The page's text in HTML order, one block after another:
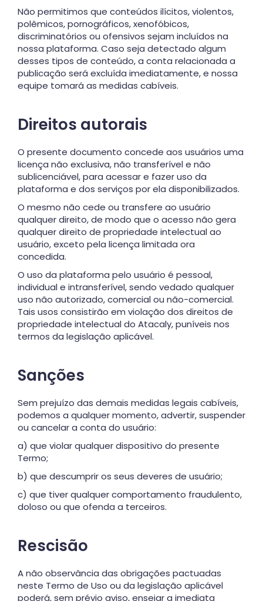
Não permitimos que conteúdos ilícitos, violentos,
polêmicos, pornográficos, xenofóbicos,
discriminatórios ou ofensivos sejam incluídos na
nossa plataforma. Caso seja detectado algum
desses tipos de conteúdo, a conta relacionada a
publicação será excluída imediatamente, e nossa
equipe tomará as medidas cabíveis.
Direitos autorais
O presente documento concede aos usuários uma
licença não exclusiva, não transferível e não
sublicenciável, para acessar e fazer uso da
plataforma e dos serviços por ela disponibilizados.
O mesmo não cede ou transfere ao usuário
qualquer direito, de modo que o acesso não gera
qualquer direito de propriedade intelectual ao
usuário, exceto pela licença limitada ora
concedida.
O uso da plataforma pelo usuário é pessoal,
individual e intransferível, sendo vedado qualquer
uso não autorizado, comercial ou não-comercial.
Tais usos consistirão em violação dos direitos de
propriedade intelectual do Atacaly, puníveis nos
termos da legislação aplicável.
Sanções
Sem prejuízo das demais medidas legais cabíveis,
podemos a qualquer momento, advertir, suspender
ou cancelar a conta do usuário:
a) que violar qualquer dispositivo do presente
Termo;
b) que descumprir os seus deveres de usuário;
c) que tiver qualquer comportamento fraudulento,
doloso ou que ofenda a terceiros.
Rescisão
A não observância das obrigações pactuadas
neste Termo de Uso ou da legislação aplicável
poderá, sem prévio aviso, ensejar a imediata